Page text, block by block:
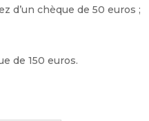
d’un chèque de 50 euros ;
de 150 euros.